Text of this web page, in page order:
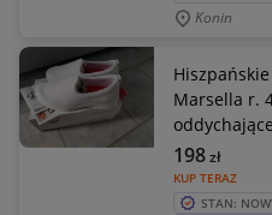
Konin
Marsella r.
oddychające
KUP TERAZ
198zł
STAN: